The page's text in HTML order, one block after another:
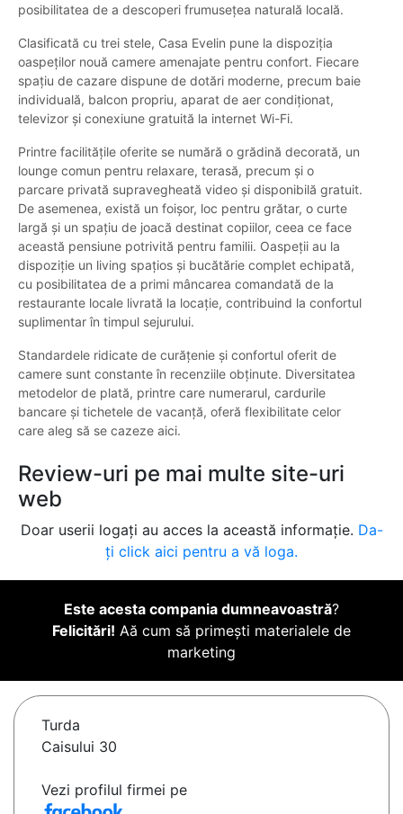
posibilitatea de a descoperi frumusețea naturală locală.
Clasificată cu trei stele, Casa Evelin pune la dispoziția
oaspeților nouă camere amenajate pentru confort. Fiecare
spațiu de cazare dispune de dotări moderne, precum baie
individuală, balcon propriu, aparat de aer condiționat,
televizor și conexiune gratuită la internet Wi-Fi.
Printre facilitățile oferite se numără o grădină decorată, un
lounge comun pentru relaxare, terasă, precum și o
parcare privată supravegheată video și disponibilă gratuit.
De asemenea, există un foișor, loc pentru grătar, o curte
largă și un spațiu de joacă destinat copiilor, ceea ce face
această pensiune potrivită pentru familii. Oaspeții au la
dispoziție un living spațios și bucătărie complet echipată,
cu posibilitatea de a primi mâncarea comandată de la
restaurante locale livrată la locație, contribuind la confortul
suplimentar în timpul sejurului.
Standardele ridicate de curățenie și confortul oferit de
camere sunt constante în recenziile obținute. Diversitatea
metodelor de plată, printre care numerarul, cardurile
bancare și tichetele de vacanță, oferă flexibilitate celor
care aleg să se cazeze aici.
Review-uri pe mai multe site-uri
web
Doar userii logați au acces la această informație. Da-
ți click aici pentru a vă loga.
Este acesta compania dumneavoastră?
Felicitări! Aă cum să primești materialele de
marketing
Turda
Caisului 30
Vezi profilul firmei pe